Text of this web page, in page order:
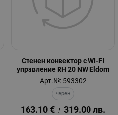
Стенен конвектор с WI-FI
управление RH 20 NW Eldom
Арт.№: 593302
черен
163.10 € / 319.00 лв.